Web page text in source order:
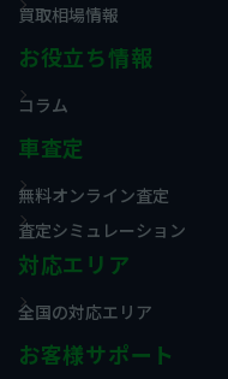
買取相場情報
お役立ち情報
コラム
車査定
無料オンライン査定
査定シミュレーション
対応エリア
全国の対応エリア
お客様サポート